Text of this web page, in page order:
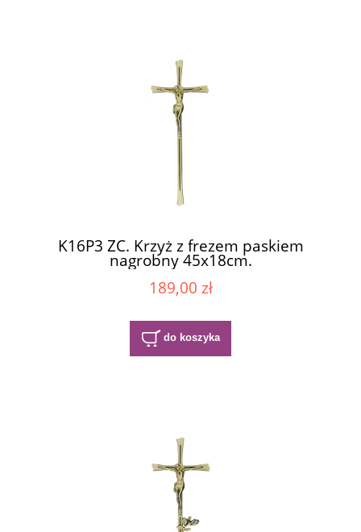
K16P3 ZC. Krzyż z frezem paskiem
nagrobny 45x18cm.
189,00 zł
do koszyka